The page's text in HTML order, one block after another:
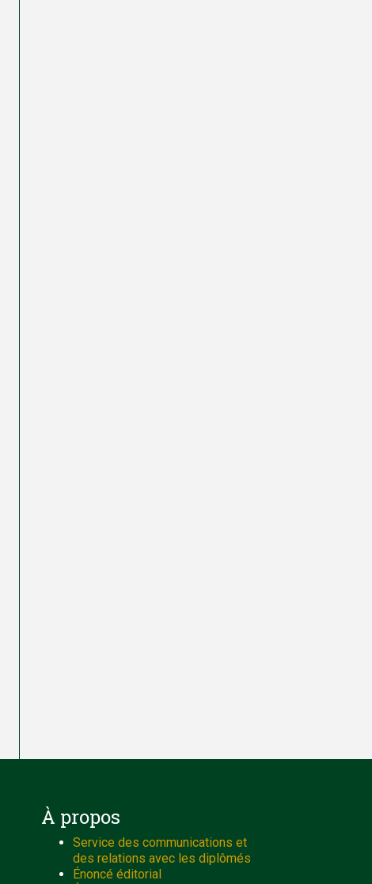
À propos
Service des communications et
des relations avec les diplômés
Énoncé éditorial